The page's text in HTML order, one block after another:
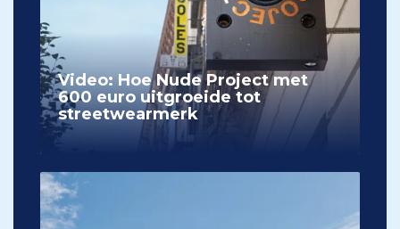
Video: Hoe Nude Project met
600 euro uitgroeide tot
streetwearmerk